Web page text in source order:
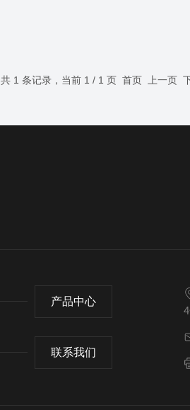
共 1 条记录，当前 1 / 1 页 首页 上一页
产品中心
联系我们